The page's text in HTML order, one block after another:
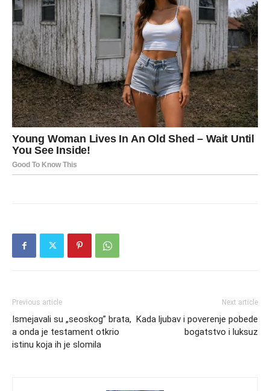
Previous article
Ismejavali su „seoskog” brata,
a onda je testament otkrio
istinu koja ih je slomila
Next article
Kada ljubav i poverenje pobede
bogatstvo i luksuz